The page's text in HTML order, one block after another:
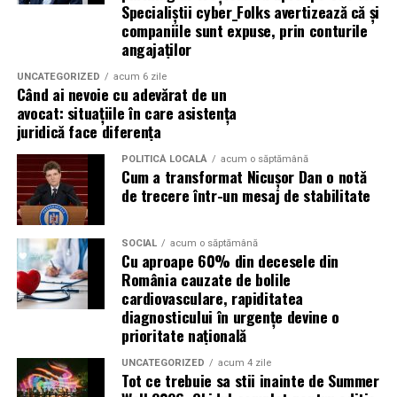
fonduri structurale: mfe.gov.ro
Cei care aleg transportul alternativ vor gasi o parcare
special amenajata pentru biciclete chiar la intrarea in
festival.
Masina
personala
Organizatorii recomanda utilizarea transportului public
sau a curselor speciale dedicate festivalului, intrucat nu
exista parcare destinata publicului.
Daca alegi totusi sa vii cu masina, sunt recomandate
rutele alternative Chitila – Buftea sau Corbeanca –
Puncte de prim ajutor
Specialiștii cyber_Folks avertizează că și
companiile sunt expuse, prin conturile
angajaților
UNCATEGORIZED acum 6 zile
Când ai nevoie cu adevărat de un
avocat: situațiile în care asistența
juridică face diferența
POLITICĂ LOCALĂ acum o săptămână
Cum a transformat Nicușor Dan o notă
de trecere într-un mesaj de stabilitate
SOCIAL acum o săptămână
Cu aproape 60% din decesele din
România cauzate de bolile
cardiovasculare, rapiditatea
diagnosticului în urgențe devine o
prioritate națională
UNCATEGORIZED acum 4 zile
Tot ce trebuie sa stii inainte de Summer